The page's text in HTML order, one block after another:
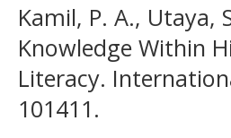
Kamil, P. A., Utaya,
Knowledge Within
Literacy.
101411.